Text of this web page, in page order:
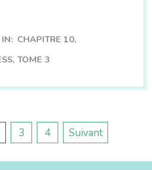
IN: CHAPITRE 10,
,TOME 3
3 4 Suivant